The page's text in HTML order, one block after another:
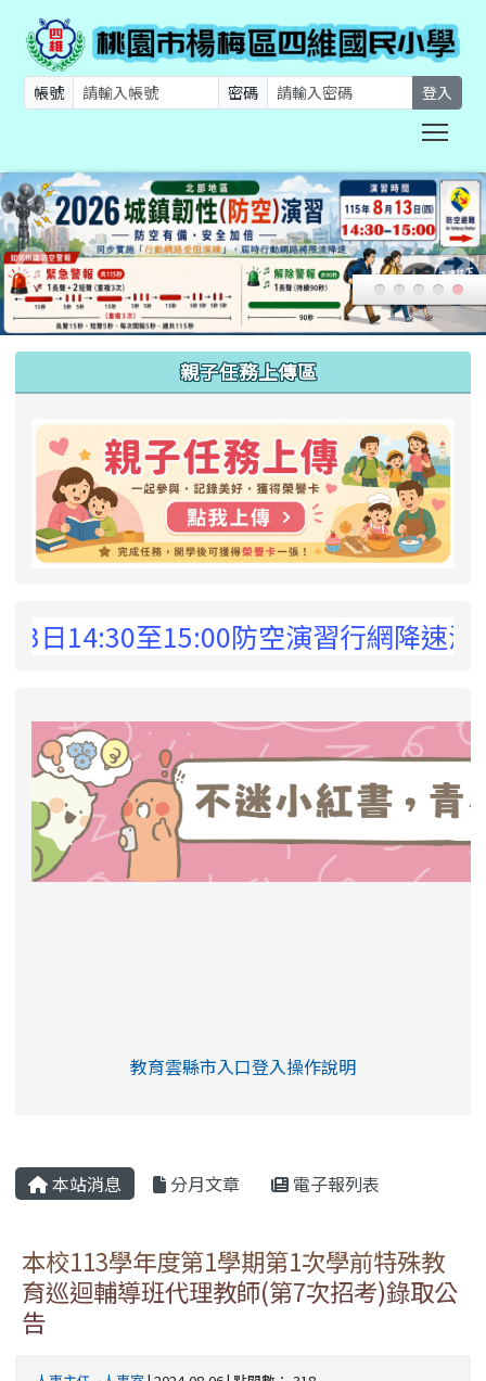
帳號 密碼 登入
親子任務上傳區
至15:00防空演習行網降速演練，
link to https://eliteracy.edu.tw/Shorts/
教育雲縣市入口登入操作說明
本站消息 分月文章 電子報列表
本校113學年度第1學期第1次學前特殊教
育巡迴輔導班代理教師(第7次招考)錄取公
告